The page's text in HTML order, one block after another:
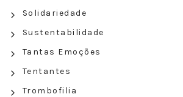
Solidariedade
Sustentabilidade
Tantas Emoções
Tentantes
Trombofilia